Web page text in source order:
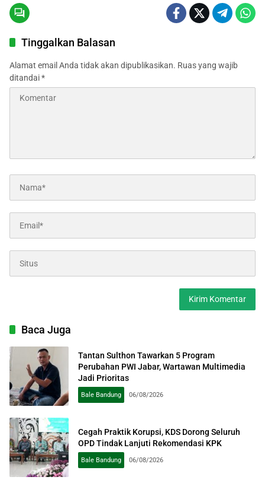
Tinggalkan Balasan
Alamat email Anda tidak akan dipublikasikan. Ruas yang wajib
ditandai*
Baca Juga
Tantan Sulthon Tawarkan 5 Program
Perubahan PWI Jabar, Wartawan Multimedia
Jadi Prioritas
Bale Bandung 06/08/2026
Cegah Praktik Korupsi, KDS Dorong Seluruh
OPD Tindak Lanjuti Rekomendasi KPK
Bale Bandung 06/08/2026